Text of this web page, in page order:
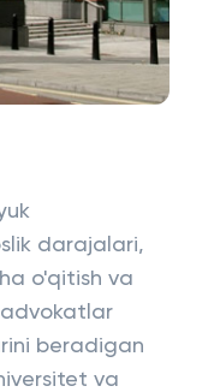
darajalari,
o'qitish va
beradigan
va